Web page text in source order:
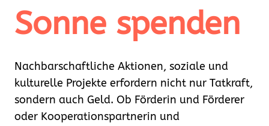
e
e
.
Sonne spenden
Nachbarschaftliche Aktionen, soziale und
kulturelle Projekte erfordern nicht nur Tatkraft,
sondern auch Geld. Ob Förderin und Förderer
oder Kooperationspartnerin und